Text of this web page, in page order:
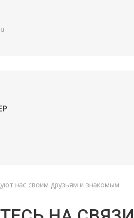
нас своим друзьям и знакомым